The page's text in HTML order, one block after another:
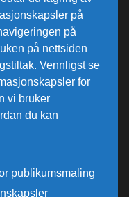
vårt lager i
reservert.
på
på
på nettsiden
Vennligst se
for
vi bruker
du kan
publikumsmaling